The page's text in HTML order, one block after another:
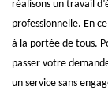
réalisons un travail
professionnelle. En
à la portée de tous.
passer votre
un service sans